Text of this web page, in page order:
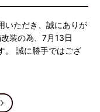
いただき、誠にありが
装の為、7月13日
。 誠に勝手ではござ